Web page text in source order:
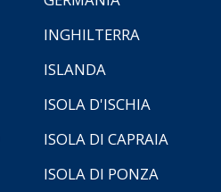
INGHILTERRA
ISLANDA
ISOLA D'ISCHIA
ISOLA DI CAPRAIA
ISOLA DI PONZA